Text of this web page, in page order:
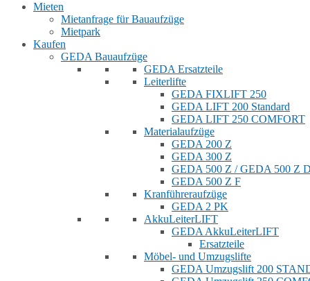
Mieten
Mietanfrage für Bauaufzüge
Mietpark
Kaufen
GEDA Bauaufzüge
GEDA Ersatzteile
Leiterlifte
GEDA FIXLIFT 250
GEDA LIFT 200 Standard
GEDA LIFT 250 COMFORT
Materialaufzüge
GEDA 200 Z
GEDA 300 Z
GEDA 500 Z / GEDA 500 Z
GEDA 500 Z F
Kranführeraufzüge
GEDA 2 PK
AkkuLeiterLIFT
GEDA AkkuLeiterLIFT
Ersatzteile
Möbel- und Umzugslifte
GEDA Umzugslift 200